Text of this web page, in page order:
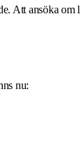
Att ansöka
nu: